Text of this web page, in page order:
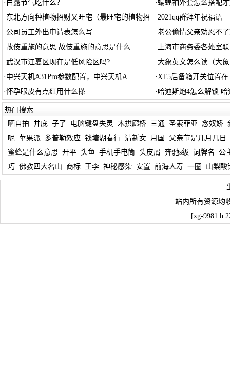
· 白露节气吃什么？ ·蝙蝠袖外套怎么搭配
· 东北方向种植物招财又旺宅（最旺宅的植物招 ·2021qq群拜年祝福语
· 公司员工外出申请表怎么写 ·老公偷情父亲劝忍不
·故伎重施的意思 故伎重施的意思是什么 · 上海市商务委各处室
·武汉市江夏区现在是低风险区吗? ·大象英文怎么读（大
· 中兴天机A31Pro参数配置，中兴天机A ·XT5后备箱开关位置
·怀孕眼皮有点红用什么搽 · 哈迪斯炮4怎么解锁
热门搜索
晒自拍 井底 子了 电脑键盘失灵 木拱廊桥 三通 圣索菲亚 念奴娇
呢 苹果派 多普勒效应 钱塘湖春行 清新女 月国
父亲节是几月几日
蜜蜂是什么意思 开平 头鱼 手机手电筒 头皮屑 奔驰s级 词牌名
公
巧 佛教四大名山 商标 王李 神秘感染 安置 前海人寿 一圈 山梨酸
站内所有资源均
[xg-9981